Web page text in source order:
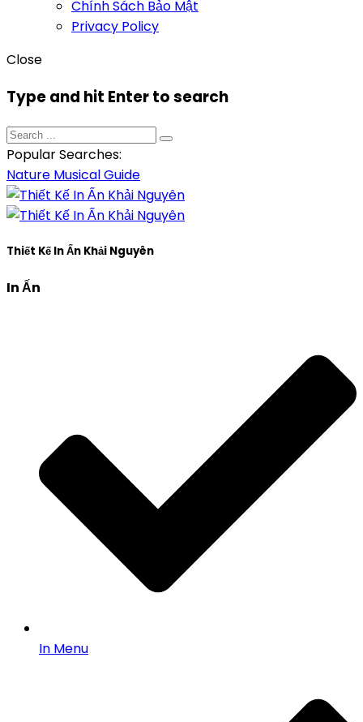
Chính Sách Bảo Mật
Privacy Policy
Close
Type and hit Enter to search
Popular Searches:
Nature MusicalGuide
Thiết Kế In Ấn Khải Nguyên
In Ấn
In Menu